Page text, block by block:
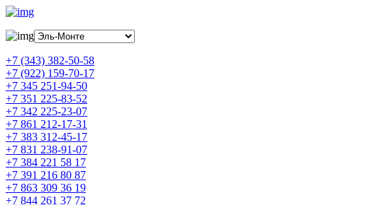
+7 (343) 382-50-58
+7 (922) 159-70-17
+7 345 251-94-50
+7 351 225-83-52
+7 342 225-23-07
+7 861 212-17-31
+7 383 312-45-17
+7 831 238-91-07
+7 384 221 58 17
+7 391 216 80 87
+7 863 309 36 19
+7 844 261 37 72